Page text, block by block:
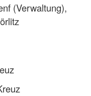
(Verwaltung),